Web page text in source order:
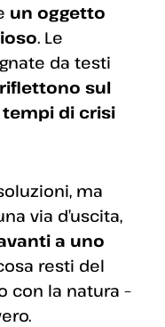
un oggetto
. Le
da testi
riflettono sul
di crisi
ma
via d’uscita,
a uno
resti del
con la natura –